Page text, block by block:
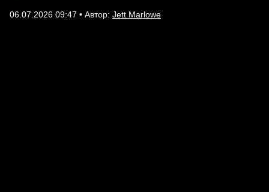
06.07.2026 09:47 • Автор: Jett Marlowe